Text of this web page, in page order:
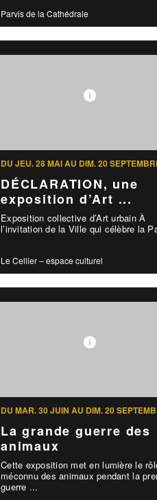
Parvis de la Cathédrale
DU JEU. 28 MAI AU DIM. 20
DÉCLARATION, une
exposition d’Art ...
Exposition collective d’Art urbain À
l’invitation de la Ville qui célèbre la
Le Cellier – espace culturel
DU MAR. 30 JUIN AU DIM. 20
La grande guerre des
animaux
Cette exposition met en lumière le
méconnu des animaux pendant la
guerre ...